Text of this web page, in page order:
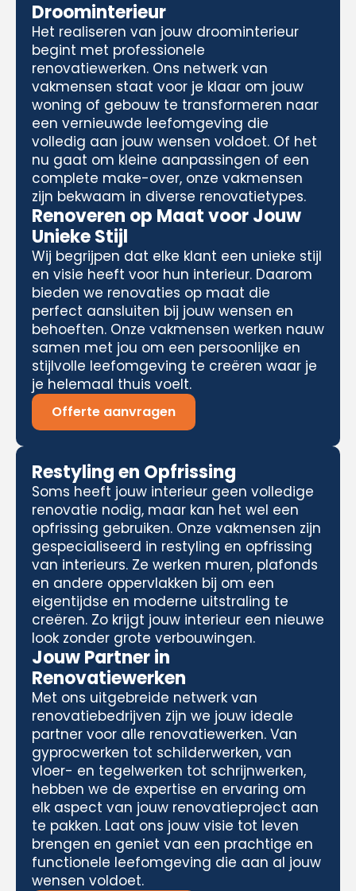
Droominterieur
Het realiseren van jouw droominterieur
begint met professionele
renovatiewerken. Ons netwerk van
vakmensen staat voor je klaar om jouw
woning of gebouw te transformeren naar
een vernieuwde leefomgeving die
volledig aan jouw wensen voldoet. Of het
nu gaat om kleine aanpassingen of een
complete make-over, onze vakmensen
zijn bekwaam in diverse renovatietypes.
Renoveren op Maat voor Jouw
Unieke Stijl
Wij begrijpen dat elke klant een unieke stijl
en visie heeft voor hun interieur. Daarom
bieden we renovaties op maat die
perfect aansluiten bij jouw wensen en
behoeften. Onze vakmensen werken nauw
samen met jou om een persoonlijke en
stijlvolle leefomgeving te creëren waar je
je helemaal thuis voelt.
Offerte aanvragen
Restyling en Opfrissing
Soms heeft jouw interieur geen volledige
renovatie nodig, maar kan het wel een
opfrissing gebruiken. Onze vakmensen zijn
gespecialiseerd in restyling en opfrissing
van interieurs. Ze werken muren, plafonds
en andere oppervlakken bij om een
eigentijdse en moderne uitstraling te
creëren. Zo krijgt jouw interieur een nieuwe
look zonder grote verbouwingen.
Jouw Partner in
Renovatiewerken
Met ons uitgebreide netwerk van
renovatiebedrijven zijn we jouw ideale
partner voor alle renovatiewerken. Van
gyprocwerken tot schilderwerken, van
vloer- en tegelwerken tot schrijnwerken,
hebben we de expertise en ervaring om
elk aspect van jouw renovatieproject aan
te pakken. Laat ons jouw visie tot leven
brengen en geniet van een prachtige en
functionele leefomgeving die aan al jouw
wensen voldoet.